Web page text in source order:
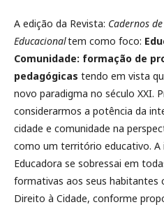
A edição da Revista: Cadernos
Educacionaltem como foco:
Comunidade: formação de
pedagógicas tendo em vista
novo paradigma no século XXI.
considerarmos a potência da
cidade e comunidade na
como um território educativo. A
Educadora se sobressai em
formativas aos seus
Direito à Cidade, conforme